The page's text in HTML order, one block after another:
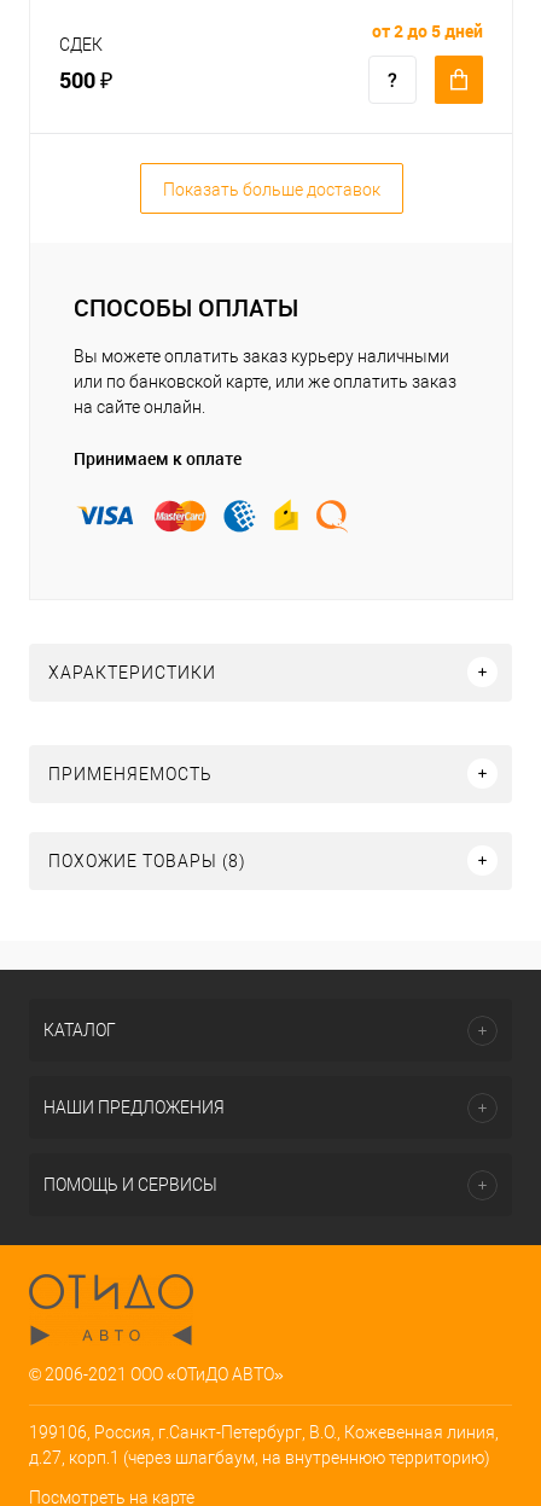
СДЕК
500 ₽
от 2 до 5 дней
Показать больше доставок
СПОСОБЫ ОПЛАТЫ
Вы можете оплатить заказ курьеру наличными
или по банковской карте, или же оплатить заказ
на сайте онлайн.
Принимаем к оплате
ХАРАКТЕРИСТИКИ
ПРИМЕНЯЕМОСТЬ
ПОХОЖИЕ ТОВАРЫ (8)
КАТАЛОГ
НАШИ ПРЕДЛОЖЕНИЯ
ПОМОЩЬ И СЕРВИСЫ
© 2006-2021 ООО «ОТиДО АВТО»
199106, Россия, г.Санкт-Петербург, В.О., Кожевенная линия,
д.27, корп.1 (через шлагбаум, на внутреннюю территорию)
Посмотреть на карте